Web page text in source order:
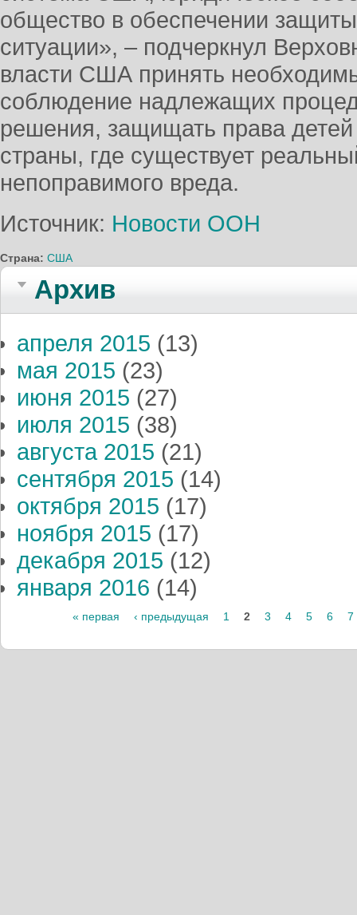
общество в обеспечении
ситуации», – подчеркнул
власти США принять
соблюдение надлежащих
решения, защищать права детей
страны, где существует
непоправимого вреда.
Источник: Новости ООН
Страна: США
Архив
апреля 2015 (13)
мая 2015 (23)
июня 2015 (27)
июля 2015 (38)
августа 2015 (21)
сентября 2015 (14)
октября 2015 (17)
ноября 2015 (17)
декабря 2015 (12)
января 2016 (14)
« первая ‹ предыдущая 1 2 3 4 5 6 7